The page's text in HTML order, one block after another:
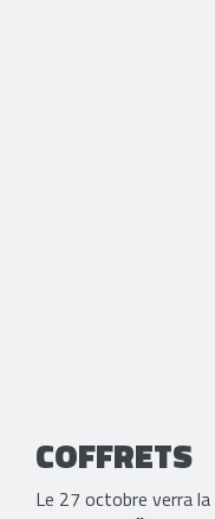
COFFRETS
Le 27 octobre verra